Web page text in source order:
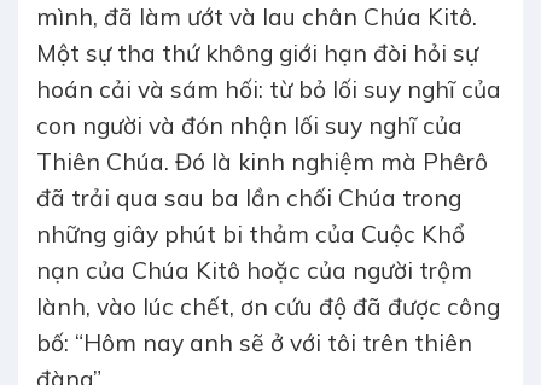
mình, đã làm ướt và lau chân Chúa Kitô.
Một sự tha thứ không giới hạn đòi hỏi sự
hoán cải và sám hối: từ bỏ lối suy nghĩ của
con người và đón nhận lối suy nghĩ của
Thiên Chúa. Đó là kinh nghiệm mà Phêrô
đã trải qua sau ba lần chối Chúa trong
những giây phút bi thảm của Cuộc Khổ
nạn của Chúa Kitô hoặc của người trộm
lành, vào lúc chết, ơn cứu độ đã được công
bố: “Hôm nay anh sẽ ở với tôi trên thiên
đàng”.